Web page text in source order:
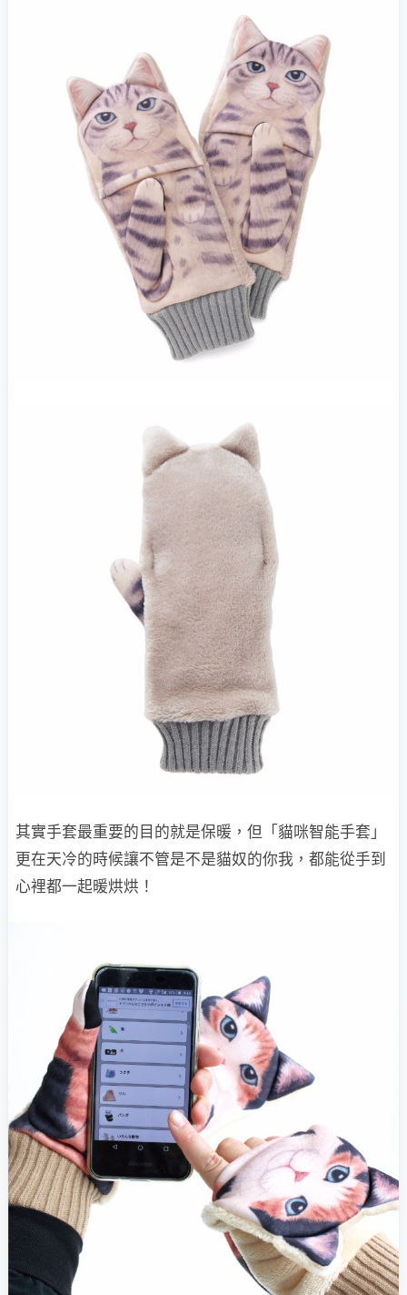
其實手套最重要的目的就是保暖，但「貓咪智能手套」
更在天冷的時候讓不管是不是貓奴的你我，都能從手到
心裡都一起暖烘烘！